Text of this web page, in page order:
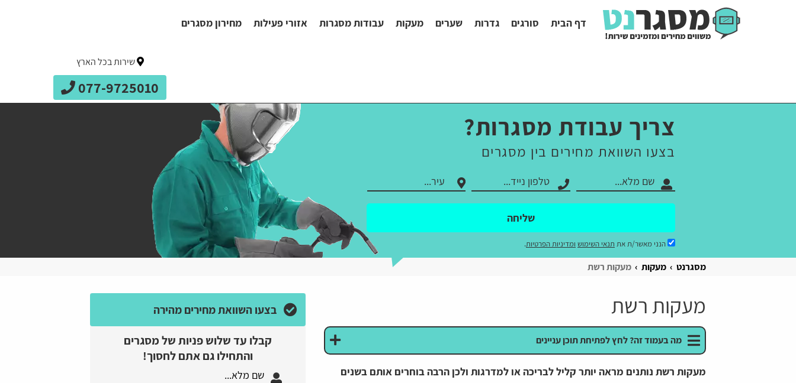
דף הבית סורגים גדרות שערים מעקות עבודות מסגרות אזורי פעילות מחירון מסגרים
שירות בכל הארץ
077-9725010
צריך עבודת מסגרות?
בצעו השוואת מחירים בין מסגרים
שליחה
הנני מאשר/ת את תנאי השימוש ומדיניות הפרטיות.
מסגרנט מעקות מעקות רשת
מעקות רשת
מה בעמוד זה? לחץ לפתיחת תוכן עניינים
מעקות רשת נותנים מראה יותר קליל לבריכה או למדרגות ולכן הרבה בוחרים אותם בשנים
בצעו השוואת מחירים מהירה
קבלו עד שלוש פניות של מסגרים
והתחילו גם אתם לחסוך!